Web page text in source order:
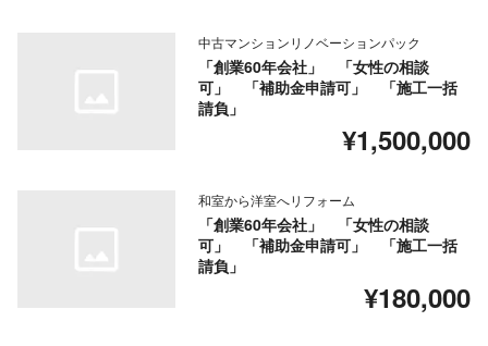
中古マンションリノベーションパック
「創業60年会社」 「女性の相談
可」 「補助金申請可」 「施工一括
請負」
¥1,500,000
和室から洋室へリフォーム
「創業60年会社」 「女性の相談
可」 「補助金申請可」 「施工一括
請負」
¥180,000